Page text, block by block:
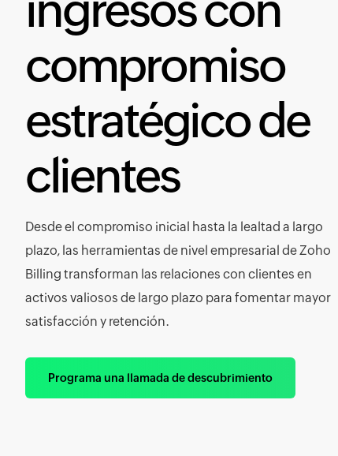
compromiso
estratégico de
clientes
Desde el compromiso inicial hasta la lealtad a largo
plazo, las herramientas de nivel empresarial de Zoho
Billing transforman las relaciones con clientes en
activos valiosos de largo plazo para fomentar mayor
satisfacción y retención.
Programa una llamada de descubrimiento